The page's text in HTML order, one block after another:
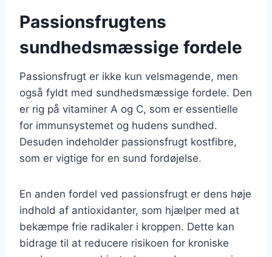
Passionsfrugtens
sundhedsmæssige fordele
Passionsfrugt er ikke kun velsmagende, men
også fyldt med sundhedsmæssige fordele. Den
er rig på vitaminer A og C, som er essentielle
for immunsystemet og hudens sundhed.
Desuden indeholder passionsfrugt kostfibre,
som er vigtige for en sund fordøjelse.
En anden fordel ved passionsfrugt er dens høje
indhold af antioxidanter, som hjælper med at
bekæmpe frie radikaler i kroppen. Dette kan
bidrage til at reducere risikoen for kroniske